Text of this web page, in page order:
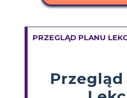
PRZEGLĄD PLANU
Przegląd